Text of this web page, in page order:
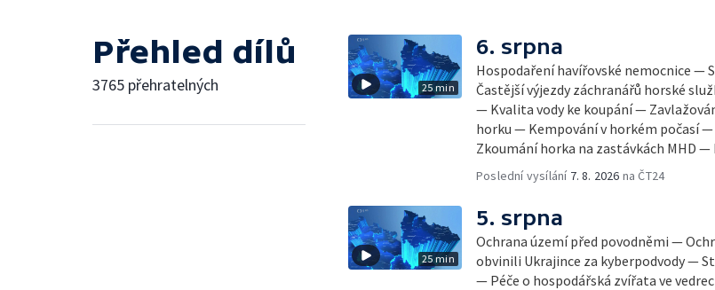
Přehled dílů
3765 přehratelných 25 min
6. srpna
Hospodaření havířovské nemocnice —
Častější výjezdy záchranářů horské
— Kvalita vody ke koupání —
horku — Kempování v horkém počasí
Zkoumání horka na zastávkách MHD
Poslední vysílání 7. 8. 2026 na ČT24
25 min
5. srpna
Ochrana území před povodněmi —
obvinili Ukrajince za kyberpodvody —
— Péče o hospodářská zvířata ve